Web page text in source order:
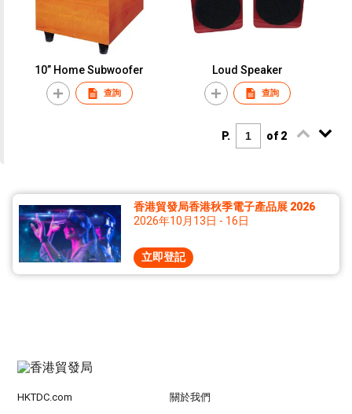
10” Home Subwoofer
查詢
Loud Speaker
查詢
P. of 2
香港貿發局香港秋季電子產品展 2026
2026年10月13日 - 16日
立即登記
HKTDC.com 關於我們